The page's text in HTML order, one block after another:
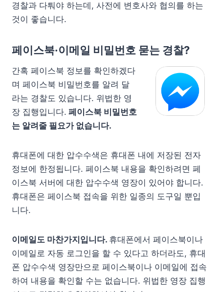
경찰과 다퉈야 하는데, 사전에 변호사와 협의를 하는
것이 좋습니다.
페이스북·이메일 비밀번호 묻는 경찰?
간혹 페이스북 정보를 확인하겠다
며 페이스북 비밀번호를 알려 달
라는 경찰도 있습니다. 위법한 영
장 집행입니다. 페이스북 비밀번호
는 알려줄 필요가 없습니다.
휴대폰에 대한 압수수색은 휴대폰 내에 저장된 전자
정보에 한정됩니다. 페이스북 내용을 확인하려면 페
이스북 서버에 대한 압수수색 영장이 있어야 합니다.
휴대폰은 페이스북 접속을 위한 일종의 도구일 뿐입
니다.
이메일도 마찬가지입니다. 휴대폰에서 페이스북이나
이메일로 자동 로그인을 할 수 있다고 하더라도, 휴대
폰 압수수색 영장만으로 페이스북이나 이메일에 접속
하여 내용을 확인할 수는 없습니다. 위법한 영장 집행